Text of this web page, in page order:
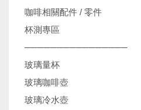
咖啡相關配件 / 零件
杯測專區
────────────────
玻璃量杯
玻璃咖啡壺
玻璃冷水壺